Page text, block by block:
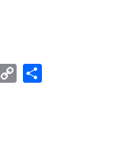
Facebook
Copy